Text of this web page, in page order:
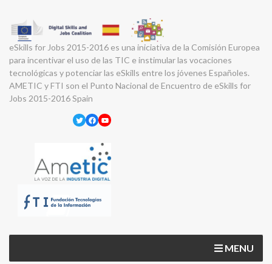
eSkills for Jobs 2015-2016 es una iniciativa de la Comisión Europea
para incentivar el uso de las TIC e instimular las vocaciones
tecnológicas y potenciar las eSkills entre los jóvenes Españoles.
AMETIC y FTI son el Punto Nacional de Encuentro de eSkills for
Jobs 2015-2016 Spain
Twitter
Facebook
YouTube
MENU